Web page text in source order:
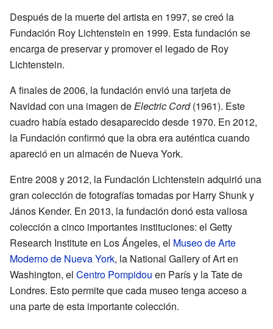
Después de la muerte del artista en 1997, se creó la
Fundación Roy Lichtenstein en 1999. Esta fundación se
encarga de preservar y promover el legado de Roy
Lichtenstein.
A finales de 2006, la fundación envió una tarjeta de
Navidad con una imagen deElectric Cord(1961). Este
cuadro había estado desaparecido desde 1970. En 2012,
la Fundación confirmó que la obra era auténtica cuando
apareció en un almacén de Nueva York.
Entre 2008 y 2012, la Fundación Lichtenstein adquirió una
gran colección de fotografías tomadas por Harry Shunk y
János Kender. En 2013, la fundación donó esta valiosa
colección a cinco importantes instituciones: el Getty
Research Institute en Los Ángeles, el Museo de Arte
Moderno de Nueva York, la National Gallery of Art en
Washington, el Centro Pompidou en París y la Tate de
Londres. Esto permite que cada museo tenga acceso a
una parte de esta importante colección.